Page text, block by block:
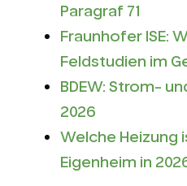
Paragraf 71
Fraunhofer ISE:
Feldstudien im
BDEW: Strom-
2026
Welche Heizung
Eigenheim in